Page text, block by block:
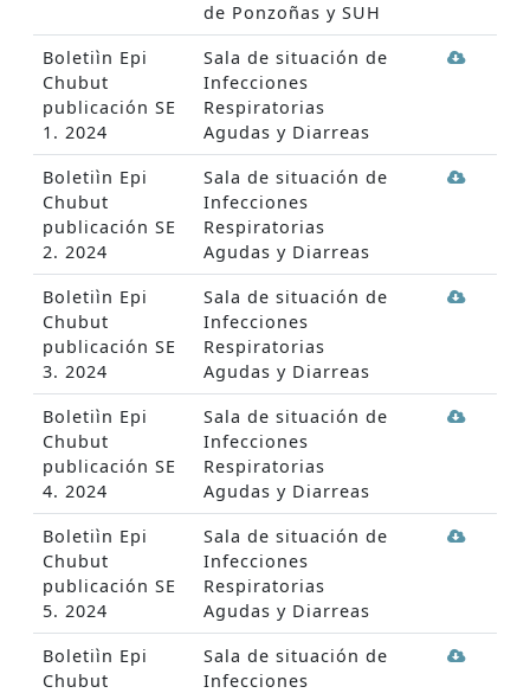
de Ponzoñas y SUH
Boletiìn Epi
Chubut
publicación SE
1. 2024
Sala de situación de
Infecciones
Respiratorias
Agudas y Diarreas
Boletiìn Epi
Chubut
publicación SE
2. 2024
Sala de situación de
Infecciones
Respiratorias
Agudas y Diarreas
Boletiìn Epi
Chubut
publicación SE
3. 2024
Sala de situación de
Infecciones
Respiratorias
Agudas y Diarreas
Boletiìn Epi
Chubut
publicación SE
4. 2024
Sala de situación de
Infecciones
Respiratorias
Agudas y Diarreas
Boletiìn Epi
Chubut
publicación SE
5. 2024
Sala de situación de
Infecciones
Respiratorias
Agudas y Diarreas
Boletiìn Epi
Chubut
Sala de situación de
Infecciones